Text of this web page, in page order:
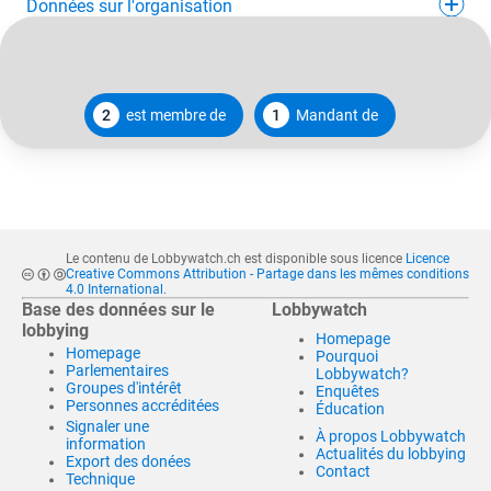
Données sur l'organisation
2 est membre de 1 Mandant de
Le contenu de Lobbywatch.ch est disponible sous licence Licence
Creative Commons Attribution - Partage dans les mêmes conditions
4.0 International .
Base des données sur le
lobbying
Homepage
Parlementaires
Groupes d'intérêt
Personnes accréditées
Signaler une
information
Export des donées
Technique
Lobbywatch
Homepage
Pourquoi
Lobbywatch?
Enquêtes
Éducation
À propos Lobbywatch
Actualités du lobbying
Contact